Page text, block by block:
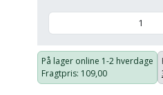
På lager online 1-2 hverdage
Fragtpris: 109,00